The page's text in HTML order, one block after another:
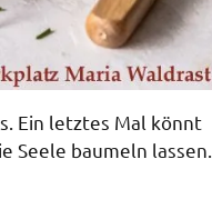
Ein letztes Mal könnt
Seele baumeln lassen.